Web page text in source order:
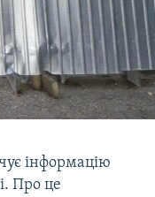
інформацію
Про це